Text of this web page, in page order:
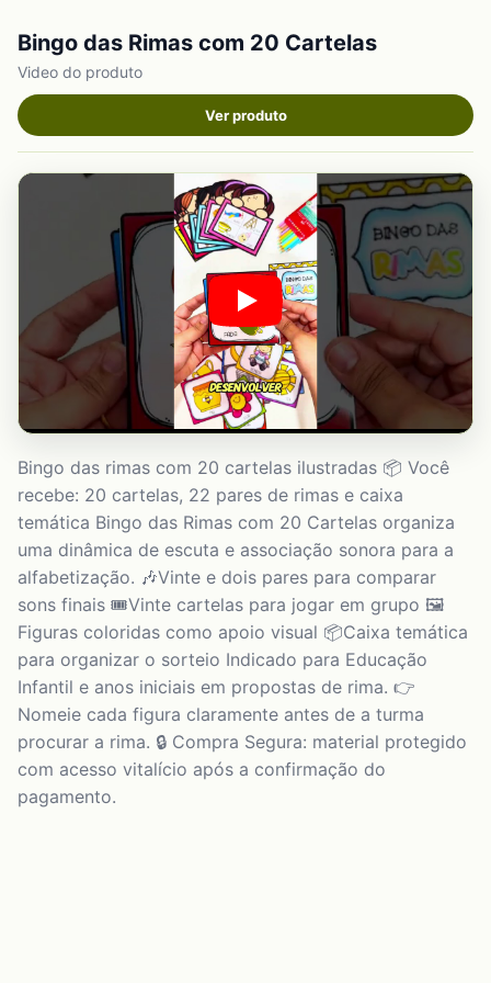
Bingo das Rimas com 20 Cartelas
Video do produto
Ver produto
Bingo das rimas com 20 cartelas ilustradas 📦 Você
recebe: 20 cartelas, 22 pares de rimas e caixa
temática Bingo das Rimas com 20 Cartelas organiza
uma dinâmica de escuta e associação sonora para a
alfabetização. 🎶Vinte e dois pares para comparar
sons finais 🎟️Vinte cartelas para jogar em grupo 🖼️
Figuras coloridas como apoio visual 📦Caixa temática
para organizar o sorteio Indicado para Educação
Infantil e anos iniciais em propostas de rima. 👉
Nomeie cada figura claramente antes de a turma
procurar a rima. 🔒 Compra Segura: material protegido
com acesso vitalício após a confirmação do
pagamento.